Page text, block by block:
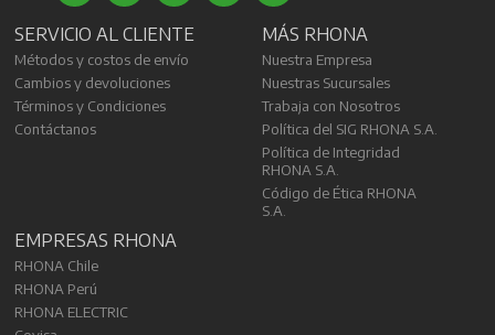
SERVICIO AL CLIENTE
Métodos y costos de envío
Cambios y devoluciones
Términos y Condiciones
Contáctanos
MÁS RHONA
Nuestra Empresa
Nuestras Sucursales
Trabaja con Nosotros
Política del SIG RHONA S.A.
Política de Integridad
RHONA S.A.
Código de Ética RHONA
S.A.
EMPRESAS RHONA
RHONA Chile
RHONA Perú
RHONA ELECTRIC